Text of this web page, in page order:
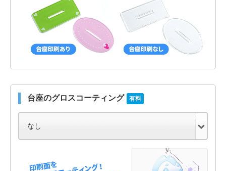
台座のグロスコーティング 有料